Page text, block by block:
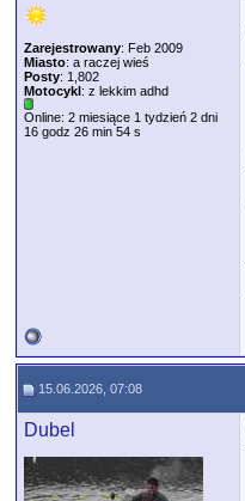
Zarejestrowany: Feb 2009
Miasto: a raczej wieś
Posty: 1,802
Motocykl: z lekkim adhd
Online: 2 miesiące 1 tydzień 2 dni
16 godz 26 min 54 s
15.06.2026, 07:08
Dubel